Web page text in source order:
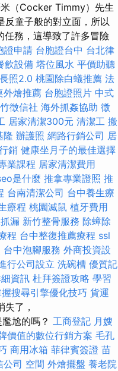
（Cocker Timmy）先生
童子般的對立面，所以
任務，這導致了許多冒險
證申請 台胞證台中 台北律
飲設備 塔位風水 平價助聽
長照2.0 桃園除白蟻推薦 法
外燴推薦 台胞證照片 中式
徵信社 海外抓姦協助 徵
居家清潔300元 清潔工 搬
隆 辦護照 網路行銷公司 居
銷 健康坐月子的最佳選擇
業課程 居家清潔費用
是什麼 推拿專業證照 推
台南清潔公司 台中養生療
療程 桃園滅鼠 植牙費用
漏 新竹整骨服務 除蟑除
程 台中整復推薦療程 ssl
台中泡腳服務 外商投資設
行公司設立 洗碗槽 優質記
資訊 杜拜簽證攻略 學習
搜尋引擎優化技巧 貨運
了，
尬的嗎？ 工商登記 月嫂
價值的數位行銷方案 毛孔
商用冰箱 菲律賓簽證 苗
公司 空間 外燴擺盤 養老院